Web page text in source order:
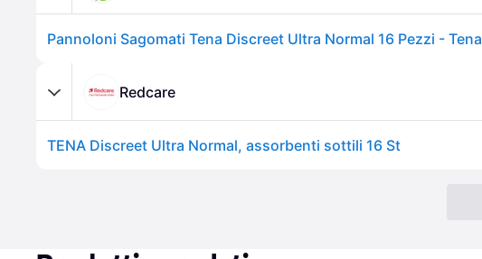
Pannoloni Sagomati Tena Discreet Ultra Normal 16 Pezzi - Tena
Redcare
TENA Discreet Ultra Normal, assorbenti sottili 16 St